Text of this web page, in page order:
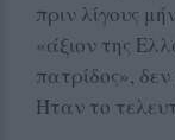
πριν λίγους
«άξιον της
πατρίδος»,
Ήταν το